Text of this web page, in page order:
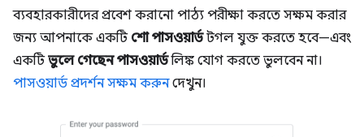
ব্যবহারকারীদের প্রবেশ করানো পাঠ্য পরীক্ষা করতে সক্ষম করার
জন্য আপনাকে একটি শো পাসওয়ার্ডটগল যুক্ত করতে হবে—এবং
একটিভুলে গেছেন পাসওয়ার্ডলিঙ্ক যোগ করতে ভুলবেন না।
পাসওয়ার্ড প্রদর্শন সক্ষম করুনদেখুন।